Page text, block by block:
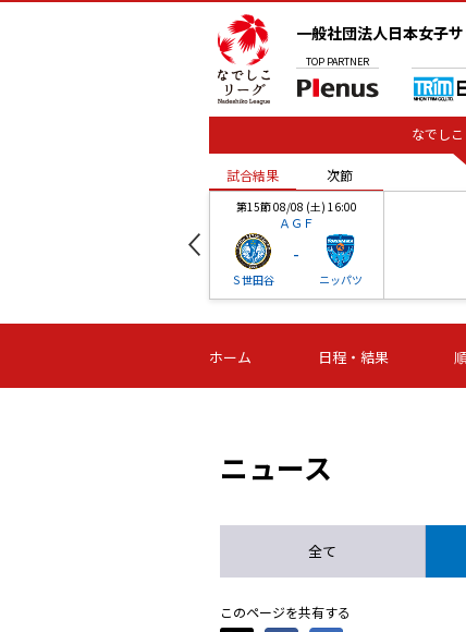
一般社団法人日本女子
TOP PARTNER
なでし
試合結果 次節
第15節 08/08 (土) 16:00
ＡＧＦ
Ｓ世田谷
-
ニッパツ
-
第16節 09/05 (土) 15:00
ニッパツ
-
第16節
石
試合結果 次節
ホーム 日程・結果
ニュース
全て
このページを共有する